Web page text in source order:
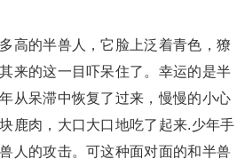
的半兽人，它脸上泛着青色，獠
来的这一目吓呆住了。幸运的是半
从呆滞中恢复了过来，慢慢的小心
鹿肉，大口大口地吃了起来.少年手
人的攻击。可这种面对面的和半兽